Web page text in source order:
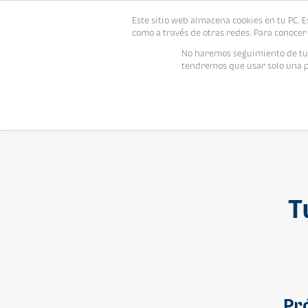
Este sitio web almacena cookies en tu
como a través de otras redes. Para
No haremos seguimiento de
tendremos que usar solo una